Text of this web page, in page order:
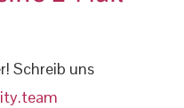
Schreib uns